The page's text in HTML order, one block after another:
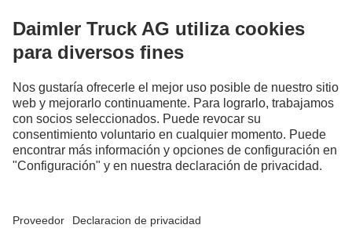
FOLLOW THE ROADSTARS.
camioneros.
Súbete a bordo.